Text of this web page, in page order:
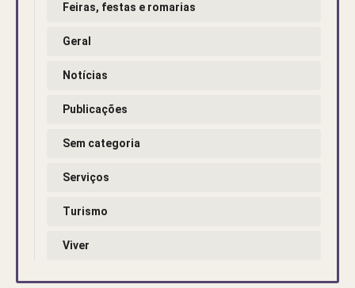
Feiras, festas e romarias
Geral
Notícias
Publicações
Sem categoria
Serviços
Turismo
Viver